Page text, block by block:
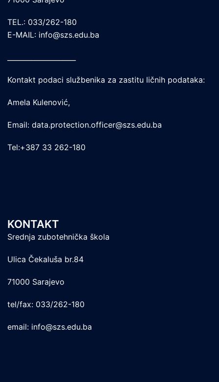
TEL.: 033/262-180
E-MAIL: info@szs.edu.ba
Kontakt podaci službenika za zastitu ličnih podataka:
Amela Kulenović,
Email: data.protection.officer@szs.edu.ba
Tel:+387 33 262-180
KONTAKT
Srednja zubotehnička škola
Ulica Čekaluša br.84
71000 Sarajevo
tel/fax: 033/262-180
email: info@szs.edu.ba